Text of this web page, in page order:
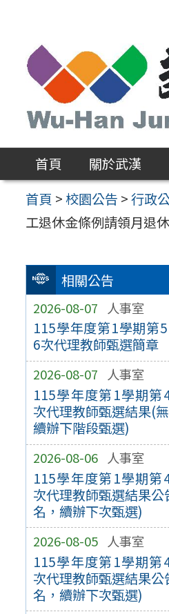
區
首頁 關於武漢
首頁 >校園公告 >行政
工退休金條例請領月退
相關公告
2026-08-07 人事室
115學年度第1學期第
6次代理教師甄選簡章
2026-08-07 人事室
115學年度第1學期第
次代理教師甄選結果(
續辦下階段甄選)
2026-08-06 人事室
115學年度第1學期第
次代理教師甄選結果公
名，續辦下次甄選)
2026-08-05 人事室
115學年度第1學期第
次代理教師甄選結果公
名，續辦下次甄選)